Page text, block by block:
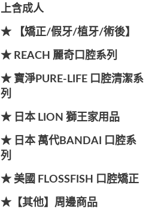
上含成人
★ 【矯正/假牙/植牙/術後】
★ REACH 麗奇口腔系列
★ 寶淨PURE-LIFE 口腔清潔系
列
★ 日本 LION 獅王家用品
★ 日本 萬代BANDAI 口腔系
列
★ 美國 FLOSSFISH 口腔矯正
★【其他】周邊商品